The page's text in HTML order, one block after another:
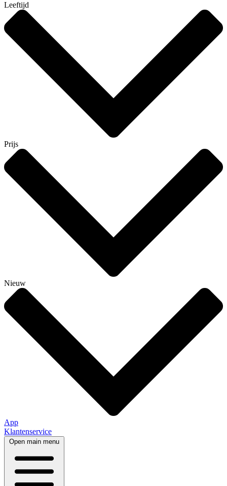
Leeftijd
Prijs
Nieuw
App
Klantenservice
Open main menu